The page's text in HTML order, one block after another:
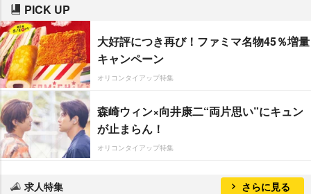
PICK UP
大好評につき再び！ファミマ名物45％増量
キャンペーン
オリコンタイアップ特集
森崎ウィン×向井康二“両片思い”にキュン
が止まらん！
オリコンタイアップ特集
求人特集 さらに見る